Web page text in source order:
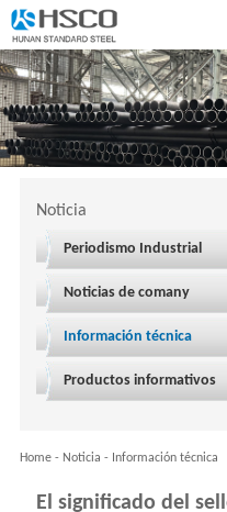
Noticia
Periodismo Industrial
Noticias de comany
Información técnica
Productos informativos
Home- Noticia - Información técnica
El significado del